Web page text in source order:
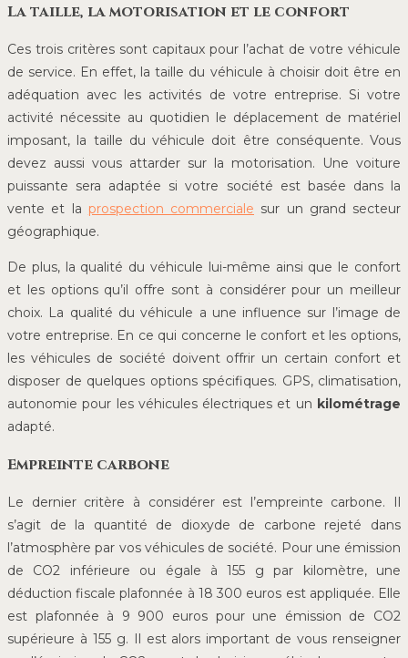
La taille, la motorisation et le confort
Ces trois critères sont capitaux pour l’achat de votre véhicule
de service. En effet, la taille du véhicule à choisir doit être en
adéquation avec les activités de votre entreprise. Si votre
activité nécessite au quotidien le déplacement de matériel
imposant, la taille du véhicule doit être conséquente. Vous
devez aussi vous attarder sur la motorisation. Une voiture
puissante sera adaptée si votre société est basée dans la
vente et la prospection commerciale sur un grand secteur
géographique.
De plus, la qualité du véhicule lui-même ainsi que le confort
et les options qu’il offre sont à considérer pour un meilleur
choix. La qualité du véhicule a une influence sur l’image de
votre entreprise. En ce qui concerne le confort et les options,
les véhicules de société doivent offrir un certain confort et
disposer de quelques options spécifiques. GPS, climatisation,
autonomie pour les véhicules électriques et un kilométrage
adapté.
Empreinte carbone
Le dernier critère à considérer est l’empreinte carbone. Il
s’agit de la quantité de dioxyde de carbone rejeté dans
l’atmosphère par vos véhicules de société. Pour une émission
de CO2 inférieure ou égale à 155 g par kilomètre, une
déduction fiscale plafonnée à 18 300 euros est appliquée. Elle
est plafonnée à 9 900 euros pour une émission de CO2
supérieure à 155 g. Il est alors important de vous renseigner